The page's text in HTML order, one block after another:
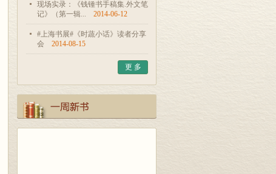
现场实录：《钱锺书手稿集.外文笔
记》（第一辑...
2014-06-12
#上海书展#《时蔬小话》读者分享
会
2014-08-15
更 多